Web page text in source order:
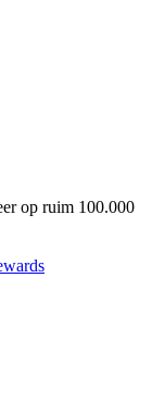
op ruim 100.000